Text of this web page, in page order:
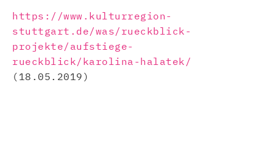
https://www.kulturregion-
stuttgart.de/was/rueckblick-
projekte/aufstiege-
rueckblick/karolina-halatek/
(18.05.2019)